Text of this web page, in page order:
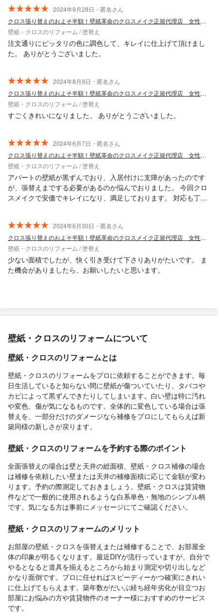
2024年9月28日・匿名さん
クロス張り替えのおよそ半額！壁紙革命のクロスメイク正規代理店 女性スタッフ在中
壁紙・クロスのリフォーム / 塗替え
注文通りにピッタリの色に調色して、キレイに仕上げて頂けまし
た。 ありがとうございました。
2024年8月9日・匿名さん
クロス張り替えのおよそ半額！壁紙革命のクロスメイク正規代理店 女性スタッフ在中
壁紙・クロスのリフォーム / 塗替え
すごくきれいになりました。 ありがとうございました。
2024年6月7日・匿名さん
クロス張り替えのおよそ半額！壁紙革命のクロスメイク正規代理店 女性スタッフ在中
壁紙・クロスのリフォーム / 塗替え
アパートの壁紙が黒ずんでおり、入居付けに支障があったのです
が、張替えまでする必要があるのか悩んでおりました。 今回クロ
スメイクで安価でキレイになり、満足しております。 対応も丁寧
2024年6月30日・匿名さん
クロス張り替えのおよそ半額！壁紙革命のクロスメイク正規代理店 女性スタッフ在中
壁紙・クロスのリフォーム / 塗替え
少ない面積でしたが、快く引き受けて下さりありがたいです。 ま
た機会がありましたら、お願いしたいと思います。
壁紙・クロスのリフォームについて
壁紙・クロスのリフォームとは
壁紙・クロスのリフォームをプロに依頼することができます。毎
日生活していると知らない間に壁紙が傷ついていたり、タバコや
カビによって黒ずんできたりしてしまいます。白い壁は特に汚れ
や変色、傷が気になるものです。全体的に変色している場合は張
替えを、一部分だけのダメージなら補修をプロにしてもらえば新
築同様の新しさが戻ります。
壁紙・クロスのリフォームを予約する際のポイント
全面張替えの場合は壁と天井の総面積、壁紙・クロス補修の場合
は補修を依頼したい壁または天井の補修面積に応じて金額が変わ
ります。予約の際測定しておきましょう。壁紙・クロスは賃貸物
件などで一般的に使用されるような白系単色・無地のシンプル柄
です。気になる方は事前にメッセージにてご確認ください。
壁紙・クロスのリフォームのメリット
お部屋の壁紙・クロスを張替えまたは補修することで、お部屋全
体の印象が明るくなります。最近DIYが流行っていますが、自分で
やるとなると道具を揃えるところから始まり測定や切り出しなど
かなり面倒です。プロに任せればスピーディーかつ確実にきれい
に仕上げてもらえます。築年数がだいぶ経ち経年劣化が目立つお
部屋にお悩みの方や賃貸物件のオーナー様におすすめのサービス
です。